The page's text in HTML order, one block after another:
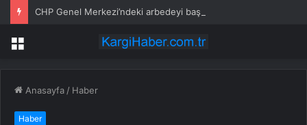
Menü
Anasayfa / Haber
Haber